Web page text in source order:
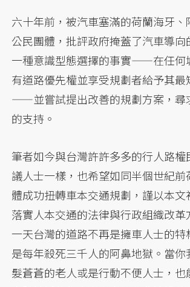
六十年前，被汽車塞滿的荷蘭海牙、
公民團體，批評政府掩蓋了汽車導向
一種意識型態選擇的事實——在任何
有道路優先權並享受規劃者給予其最
——並嘗試提出改善的規劃方案，尋
的支持。
筆者如今與台灣許許多多的行人路權
議人士一樣，也希望如同半個世紀前
體成功扭轉車本交通規劃，謹以本文
落實人本交通的法律與行政組織改革
一天台灣的道路不再是擁車人士的特
是每年殺死三千人的阿鼻地獄。當你
髮蒼蒼的老人或是行動不便人士，也